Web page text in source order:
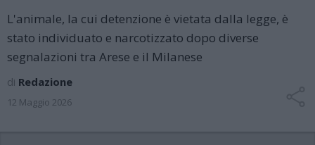
L'animale, la cui detenzione è vietata dalla legge, è
stato individuato e narcotizzato dopo diverse
segnalazioni tra Arese e il Milanese
di Redazione
12 Maggio 2026